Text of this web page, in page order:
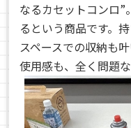
なるカセットコンロ”
るという商品です。
スペースでの収納も
使用感も、全く問題